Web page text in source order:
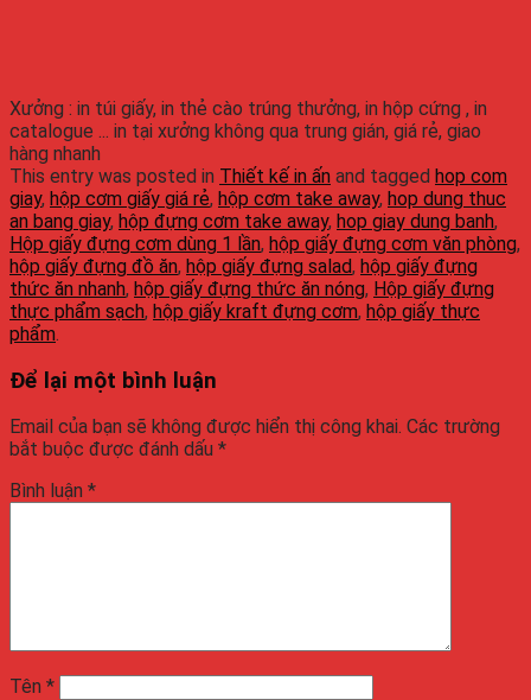
Xưởng : in túi giấy, in thẻ cào trúng thưởng, in hộp cứng , in
catalogue ... in tại xưởng không qua trung gián, giá rẻ, giao
hàng nhanh
This entry was posted in Thiết kế in ấn and tagged hop com
giay, hộp cơm giấy giá rẻ, hộp cơm take away, hop dung thuc
an bang giay, hộp đựng cơm take away, hop giay dung banh,
Hộp giấy đựng cơm dùng 1 lần, hộp giấy đựng cơm văn phòng,
hộp giấy đựng đồ ăn, hộp giấy đựng salad, hộp giấy đựng
thức ăn nhanh, hộp giấy đựng thức ăn nóng, Hộp giấy đựng
thực phẩm sạch, hộp giấy kraft đựng cơm, hộp giấy thực
phẩm.
Để lại một bình luận
Email của bạn sẽ không được hiển thị công khai. Các trường
bắt buộc được đánh dấu *
Bình luận *
Tên *